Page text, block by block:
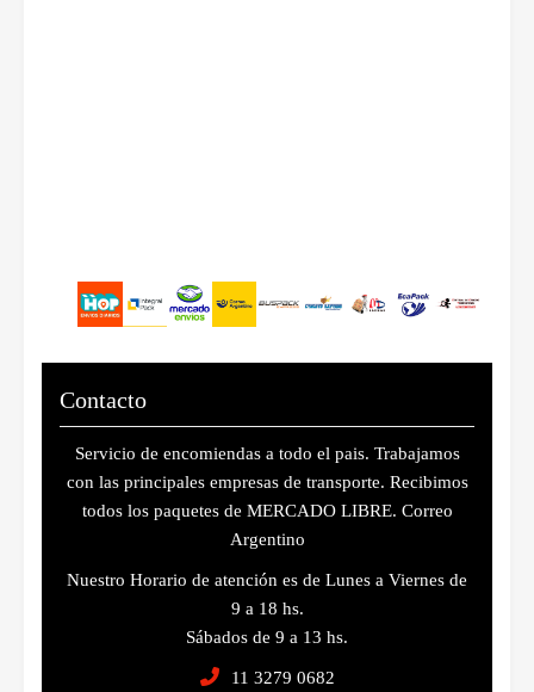
Contacto
Servicio de encomiendas a todo el pais. Trabajamos
con las principales empresas de transporte. Recibimos
todos los paquetes de MERCADO LIBRE. Correo
Argentino
Nuestro Horario de atención es de Lunes a Viernes de
9 a 18 hs.
Sábados de 9 a 13 hs.
11 3279 0682